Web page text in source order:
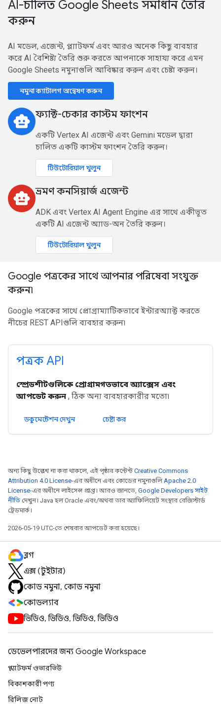
AI-চালিত Google Sheets সমাধান তৈরি
করুন
AI মডেল, এজেন্ট, প্ল্যাটফর্ম এবং আরও অনেক কিছু ব্যবহার
করে AI বৈশিষ্ট্য তৈরি শুরু করতে আপনাকে সাহায্য করে এমন
Google Sheets নমুনাগুলি আবিষ্কার করুন এবং চেষ্টা করুন।
নমুনা ক্যাটালগ অন্বেষণ করুন
smart_toy ফ্যাক্ট-চেকার কাস্টম ফাংশন
একটি Vertex AI এজেন্ট এবং Gemini মডেল দ্বারা
চালিত একটি কাস্টম ফাংশন তৈরি করুন।
টিউটোরিয়াল খুলুন
smart_toy ভ্রমণ কনসিয়ার্জ এজেন্ট
ADK এবং Vertex AI Agent Engine এর সাথে একীভূত
একটি AI এজেন্ট অ্যাড-অন তৈরি করুন।
টিউটোরিয়াল খুলুন
Google পত্রকের সাথে আপনার পরিষেবা সংযুক্ত
করুন৷
Google পত্রকের সাথে প্রোগ্রাম্যাটিকভাবে ইন্টারঅ্যাক্ট করতে
নীচের REST APIগুলি ব্যবহার করুন৷
পত্রক API
স্প্রেডশীটগুলিকে প্রোগ্রামগতভাবে অ্যাক্সেস এবং
আপডেট করুন , ঠিক অন্য ব্যবহারকারীর মতো৷
ডকুমেন্টেশন দেখুন চেষ্টা কর
অন্য কিছু উল্লেখ না করা থাকলে, এই পৃষ্ঠার কন্টেন্ট Creative Commons
Attribution 4.0 License-এর অধীনে এবং কোডের নমুনাগুলি Apache 2.0
License-এর অধীনে লাইসেন্স প্রাপ্ত। আরও জানতে, Google Developers সাইট
নীতি দেখুন। Java হল Oracle এবং/অথবা তার অ্যাফিলিয়েট সংস্থার রেজিস্টার্ড
ট্রেডমার্ক।
2026-05-19 UTC-তে শেষবার আপডেট করা হয়েছে।
ব্লগ
এক্স (টুইটার)
কোড নমুনা, কোড নমুনা
কোডল্যাব
ভিডিও, ভিডিও, ভিডিও, ভিডিও
ডেভেলপারদের জন্য Google Workspace
প্ল্যাটফর্ম ওভারভিউ
বিকাশকারী পণ্য
রিলিজ নোট